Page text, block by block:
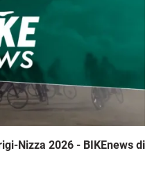
Nizza 2026 - BIKEnews di